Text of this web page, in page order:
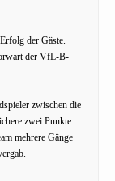
der Gäste.
der VfL-B-
zwischen die
zwei Punkte.
mehrere Gänge